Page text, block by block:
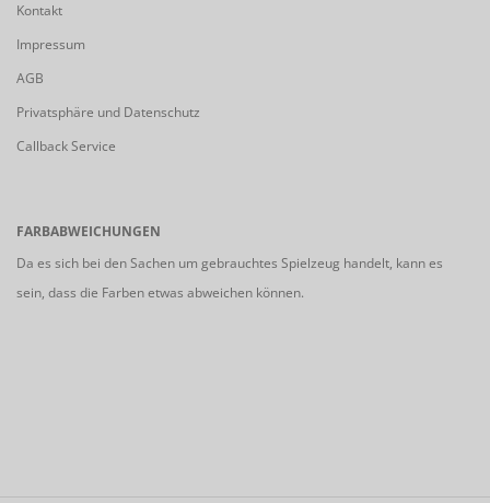
Kontakt
Impressum
AGB
Privatsphäre und Datenschutz
Callback Service
FARBABWEICHUNGEN
Da es sich bei den Sachen um gebrauchtes Spielzeug handelt, kann es
sein, dass die Farben etwas abweichen können.